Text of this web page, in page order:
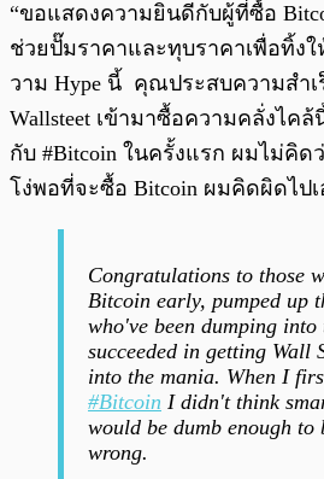
“ขอแสดงความยินดีกับผู้ที่ซื้อ
ช่วยปั๊มราคาและทุบราคาเพื่อทิ้ง
วาม Hype นี้ คุณประสบความสำเ
Wallsteet เข้ามาซื้อความคลั่งไคล้
กับ #Bitcoin ในครั้งแรก ผมไม่คิ
โง่พอที่จะซื้อ Bitcoin ผมคิดผิดไปเ
Congratulations to those
Bitcoin early, pumped up
who've been dumping into
succeeded in getting Wall
into the mania. When I
#Bitcoin I didn't think
would be dumb enough to
wrong.